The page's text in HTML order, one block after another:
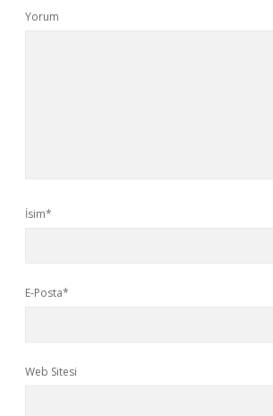
Yorum
İsim*
E-Posta*
Web Sitesi